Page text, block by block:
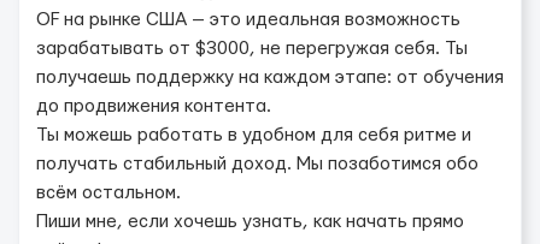
OF на рынке США — это идеальная возможность
зарабатывать от $3000, не перегружая себя. Ты
получаешь поддержку на каждом этапе: от обучения
до продвижения контента.
Ты можешь работать в удобном для себя ритме и
получать стабильный доход. Мы позаботимся обо
всём остальном.
Пиши мне, если хочешь узнать, как начать прямо